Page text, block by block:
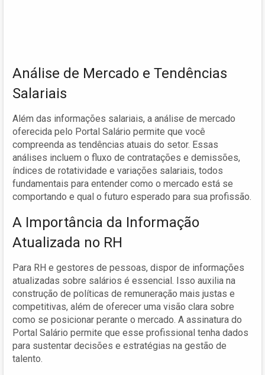
Análise de Mercado e Tendências
Salariais
Além das informações salariais, a análise de mercado
oferecida pelo Portal Salário permite que você
compreenda as tendências atuais do setor. Essas
análises incluem o fluxo de contratações e demissões,
índices de rotatividade e variações salariais, todos
fundamentais para entender como o mercado está se
comportando e qual o futuro esperado para sua profissão.
A Importância da Informação
Atualizada no RH
Para RH e gestores de pessoas, dispor de informações
atualizadas sobre salários é essencial. Isso auxilia na
construção de políticas de remuneração mais justas e
competitivas, além de oferecer uma visão clara sobre
como se posicionar perante o mercado. A assinatura do
Portal Salário permite que esse profissional tenha dados
para sustentar decisões e estratégias na gestão de
talento.